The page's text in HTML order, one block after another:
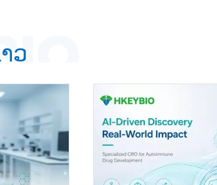
ວ